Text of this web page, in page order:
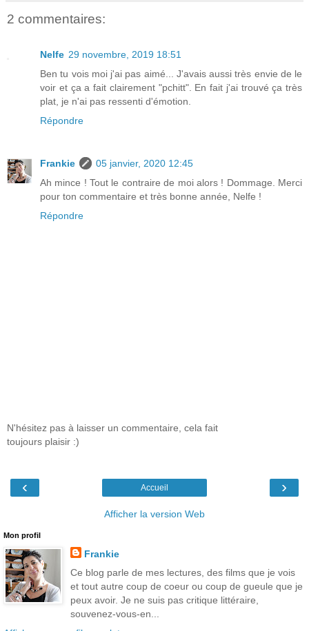
2 commentaires:
Nelfe 29 novembre, 2019 18:51
Ben tu vois moi j'ai pas aimé... J'avais aussi très envie de le
voir et ça a fait clairement "pchitt". En fait j'ai trouvé ça très
plat, je n'ai pas ressenti d'émotion.
Répondre
Frankie
05 janvier, 2020 12:45
Ah mince ! Tout le contraire de moi alors ! Dommage. Merci
pour ton commentaire et très bonne année, Nelfe !
Répondre
N'hésitez pas à laisser un commentaire, cela fait
toujours plaisir :)
‹ ›
Accueil
Afficher la version Web
Mon profil
Frankie
Ce blog parle de mes lectures, des films que je vois
et tout autre coup de coeur ou coup de gueule que je
peux avoir. Je ne suis pas critique littéraire,
souvenez-vous-en...